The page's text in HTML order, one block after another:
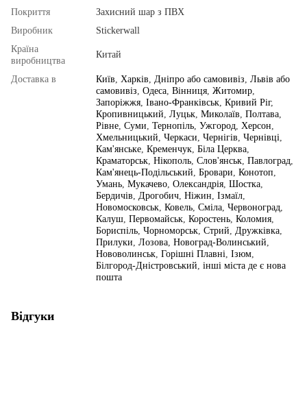
Покриття
Захисний шар з ПВХ
Виробник
Stickerwall
Країна
виробництва
Китай
Доставка в Київ, Харків, Дніпро або самовивіз, Львів або
самовивіз, Одеса, Вінниця, Житомир,
Запоріжжя, Івано-Франківськ, Кривий Ріг,
Кропивницький, Луцьк, Миколаїв, Полтава,
Рівне, Суми, Тернопіль, Ужгород, Херсон,
Хмельницький, Черкаси, Чернігів, Чернівці,
Кам'янське, Кременчук, Біла Церква,
Краматорськ, Нікополь, Слов'янськ, Павлоград,
Кам'янець-Подільський, Бровари, Конотоп,
Умань, Мукачево, Олександрія, Шостка,
Бердичів, Дрогобич, Ніжин, Ізмаїл,
Новомосковськ, Ковель, Сміла, Червоноград,
Калуш, Первомайськ, Коростень, Коломия,
Бориспіль, Чорноморськ, Стрий, Дружківка,
Прилуки, Лозова, Новоград-Волинський,
Нововолинськ, Горішні Плавні, Ізюм,
Білгород-Дністровський, інші міста де є нова
пошта
Відгуки